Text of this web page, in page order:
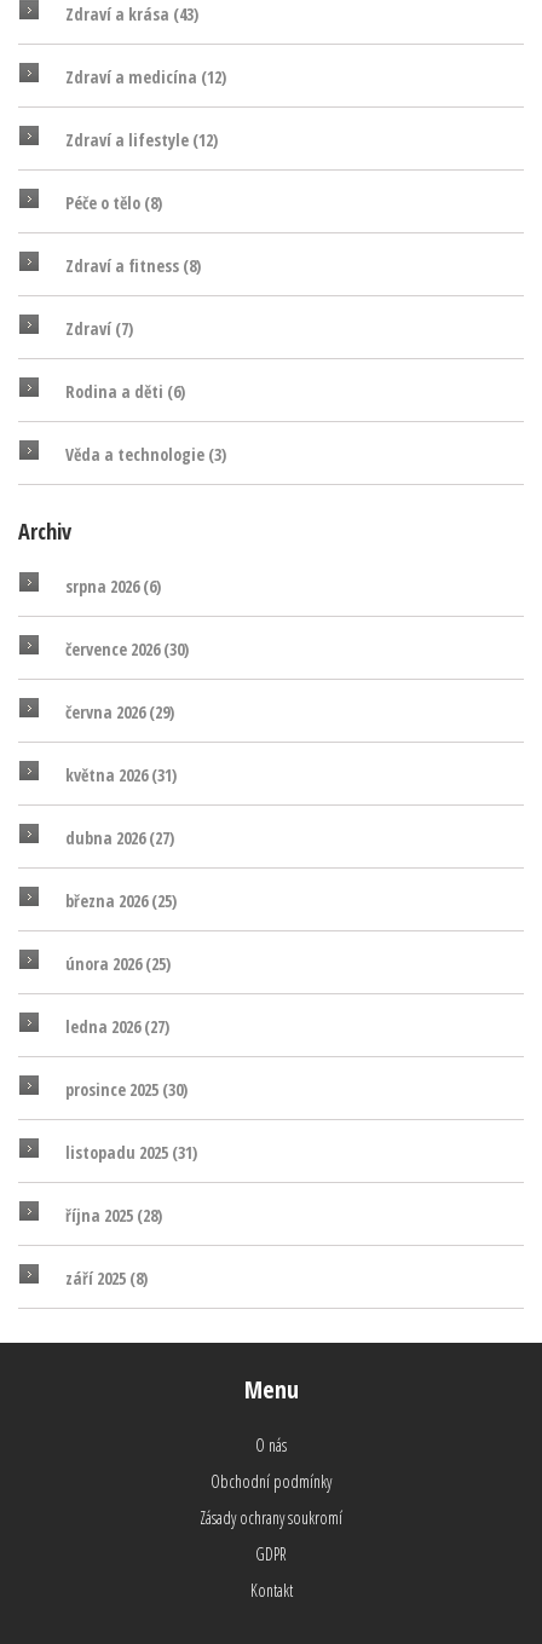
Zdraví a krása (43)
Zdraví a medicína (12)
Zdraví a lifestyle (12)
Péče o tělo (8)
Zdraví a fitness (8)
Zdraví (7)
Rodina a děti (6)
Věda a technologie (3)
Archiv
srpna 2026(6)
července 2026(30)
června 2026(29)
května 2026(31)
dubna 2026(27)
března 2026(25)
února 2026(25)
ledna 2026(27)
prosince 2025 (30)
listopadu 2025 (31)
října 2025 (28)
září 2025 (8)
Menu
O nás
Obchodní podmínky
Zásady ochrany soukromí
GDPR
Kontakt